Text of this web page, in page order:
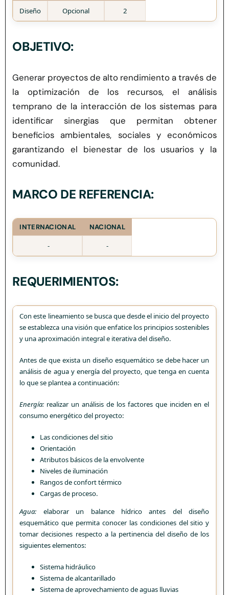
Herramientas
Credenciales
Diseño Opcional 2
OBJETIVO:
Generar proyectos de alto rendimiento a través de
la optimización de los recursos, el análisis
temprano de la interacción de los sistemas para
identificar sinergias que permitan obtener
beneficios ambientales, socialesy económicos
garantizando el bienestar de los usuarios y la
comunidad.
MARCO DE REFERENCIA:
INTERNACIONAL NACIONAL
- -
REQUERIMIENTOS:
Con este lineamiento se busca que desde el inicio del proyecto
se establezca una visión que enfatice los principios sostenibles
y una aproximación integral e iterativa del diseño.
Antes de que exista un diseño esquemático se debe hacer un
análisis de agua y energía del proyecto, que tenga en cuenta
lo que se plantea a continuación:
Energía: realizar un análisis de los factores que inciden en el
consumo energético del proyecto:
Las condiciones del sitio
Orientación
Atributos básicos de la envolvente
Niveles de iluminación
Rangos de confort térmico
Cargas de proceso.
Agua: elaborar un balance hídrico antes del diseño
esquemático que permita conocer las condiciones del sitio y
tomar decisiones respecto a la pertinencia del diseño de los
siguientes elementos:
Sistema hidráulico
Sistema de alcantarillado
Sistema de aprovechamiento de aguas lluvias